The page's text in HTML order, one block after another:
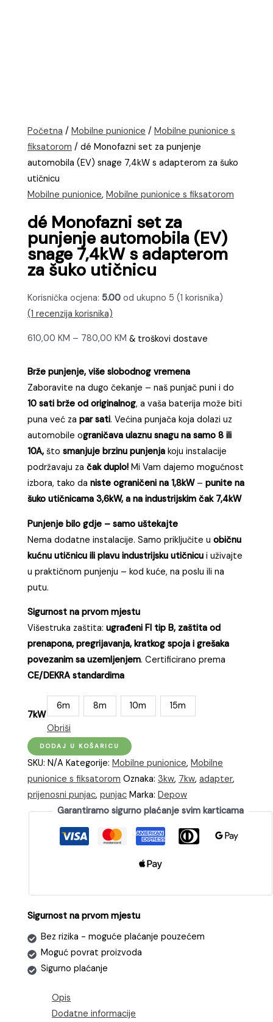
Početna /Mobilne punionice /Mobilne punionice s
fiksatorom / dé Monofazni set za punjenje
automobila (EV) snage 7,4kW s adapterom za šuko
utičnicu
Mobilne punionice,Mobilne punionice s fiksatorom
dé Monofazni set za
punjenje automobila (EV)
snage 7,4kW s adapterom
za šuko utičnicu
Korisnička ocjena: 5.00 od ukupno 5 (1 korisnika)
(1 recenzija korisnika)
610,00KM – 780,00KM Raspon
od
610,00 KM
do
780,00 KM
& troškovi dostave
Brže punjenje, više slobodnog vremena
Zaboravite na dugo čekanje – naš punjač puni i do
10 sati brže od originalnog, a vaša baterija može biti
puna već zapar sati. Većina punjača koja dolazi uz
automobile ograničava ulaznu snagu na samo 8 ili
10A, štosmanjuje brzinu punjenja koju instalacije
podržavaju začak duplo! Mi Vam dajemo mogućnost
izbora, tako daniste ograničeni na 1,8kW–punite na
šuko utičnicama 3,6kW, a na industrijskim čak 7,4kW
Punjenje bilo gdje – samo uštekajte
Nema dodatne instalacije. Samo priključite uobičnu
kućnu utičnicu ili plavu industrijsku utičnicu i uživajte
u praktičnom punjenju – kod kuće, na poslu ili na
putu.
Sigurnost na prvom mjestu
Višestruka zaštita:ugrađeni FI tip B, zaštita od
prenapona, pregrijavanja, kratkog spoja i grešaka
povezanim sa uzemljenjem. Certificirano prema
CE/DEKRA standardima
7kW
6m 8m 10m
15m
Obriši
dé
Monofazni
set
za
punjenje
za
šuko
utičnicu
količina
DODAJ U KOŠARICU
SKU:N/A Kategorije:Mobilne punionice,Mobilne
punionice s fiksatorom Oznaka: 3kw, 7kw,adapter,
prijenosni punjac,punjac Marka:Depow
Garantiramo sigurno plaćanje svim karticama
Sigurnost na prvom mjestu
Bez rizika - moguće plaćanje pouzećem
Moguć povrat proizvoda
Sigurno plaćanje
Opis
Dodatne informacije